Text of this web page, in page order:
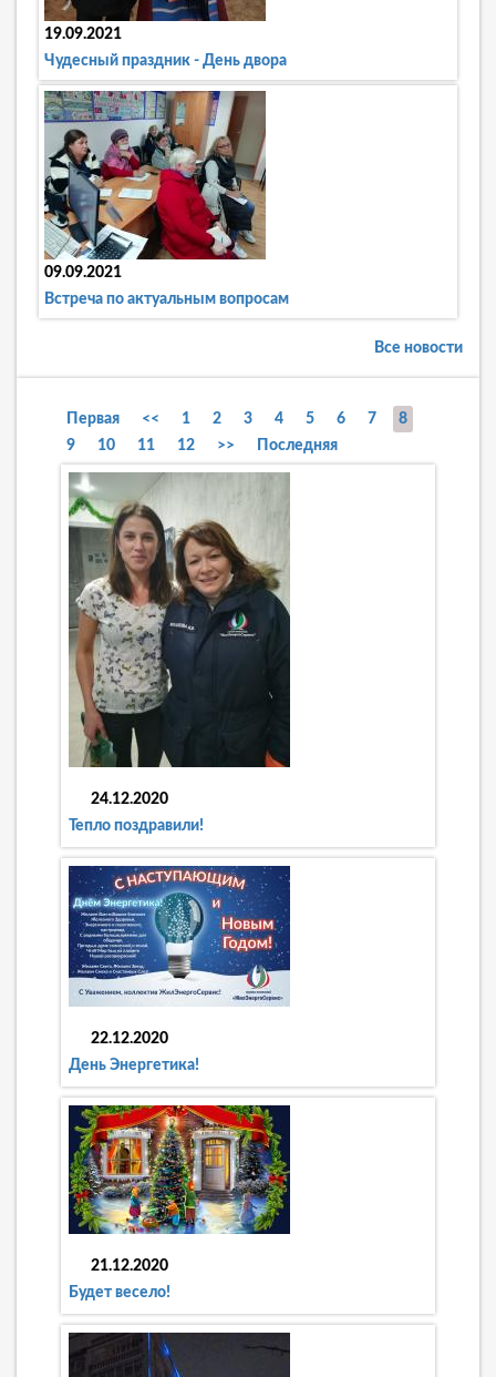
19.09.2021
Чудесный праздник - День двора
09.09.2021
Встреча по актуальным вопросам
Все новости
Первая << 1 2 3 4 5 6 7
8
9
10 11 12 >> Последняя
24.12.2020
Тепло поздравили!
22.12.2020
День Энергетика!
21.12.2020
Будет весело!